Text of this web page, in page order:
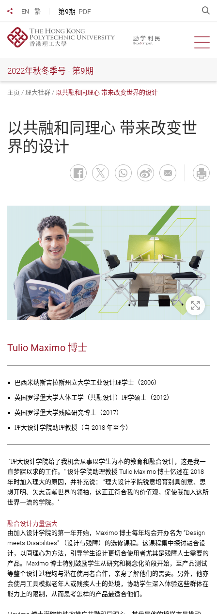
EN 繁 第9期 PDF
分享到
开
2022年秋冬季号 - 第9期
主页 理大社群 以共融和同理心 带来改变世界的设计
以共融和同理心 带来改变世
界的设计
放大
Tulio Maximo 博士
巴西米纳斯吉拉斯州立大学工业设计理学士（2006）
英国罗浮堡大学人体工学（共融设计）理学硕士（2012）
英国罗浮堡大学残障研究博士（2017）
理大设计学院助理教授（自 2018 年至今）
“理大设计学院给了我机会从事以学生为本的教育和融合设计，这是我一
直梦寐以求的工作。" 设计学院助理教授 Tulio Maximo 博士忆述在 2018
年时加入理大的原因，并补充说： “理大设计学院锐意培育别具创意、思
想开明、矢志贡献世界的领袖，这正正符合我的价值观，促使我加入这所
世界一流的学院。"
融合设计力量强大
由加入设计学院的第一年开始，Maximo 博士每年均会开办名为 “Design
meets Disabilities" （设计与残障）的选修课程。这课程集中探讨融合设
计，以同理心为方法，引导学生设计更切合使用者尤其是残障人士需要的
产品。Maximo 博士特别鼓励学生从研究和概念化阶段开始，至产品测试
等整个设计过程均与潜在使用者合作，亲身了解他们的需要。另外，他亦
会使用工具模拟老年人或残疾人士的处境，协助学生深入体验这些群体在
能力上的限制，从而思考怎样的产品最适合他们。